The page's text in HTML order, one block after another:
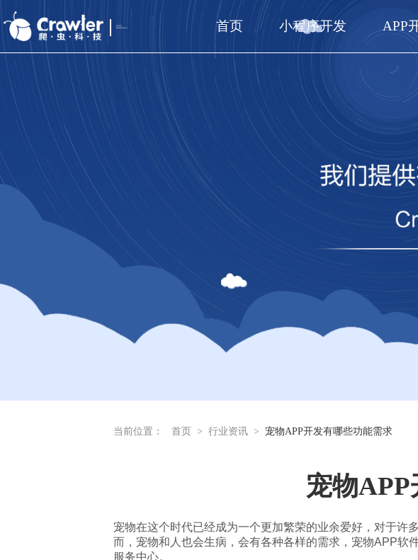
首页 小程序开发 APP
当前位置： 首页 > 行业资讯 > 宠物APP开发有哪些功能需求
宠物
宠物在这个时代已经成为一个更加繁荣的业余爱好，对于许
而，宠物和人也会生病，会有各种各样的需求，宠物APP软
服务中心。